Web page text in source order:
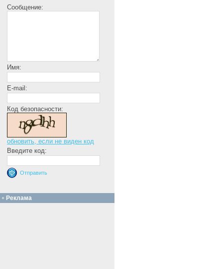
Сообщение:
Имя:
E-mail:
Код безопасности:
обновить, если не виден код
Введите код:
Реклама